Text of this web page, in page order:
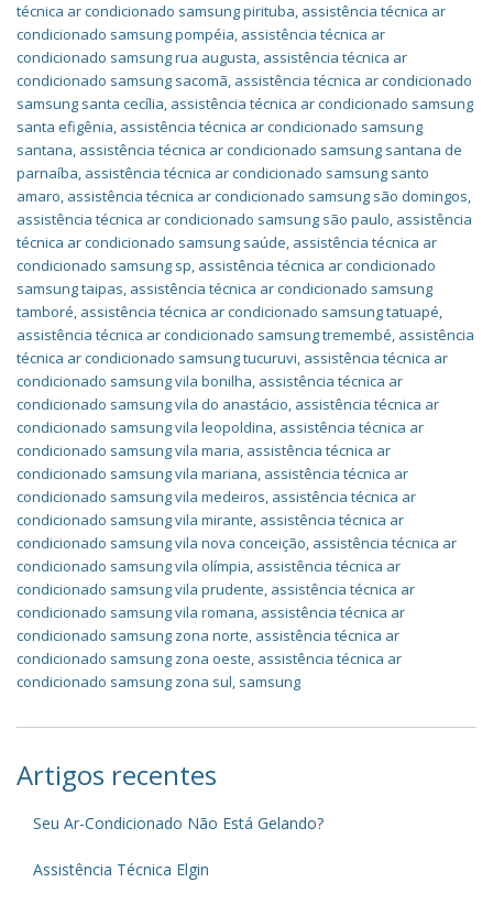
técnica ar condicionado samsung pirituba, assistência técnica ar
condicionado samsung pompéia, assistência técnica ar
condicionado samsung rua augusta, assistência técnica ar
condicionado samsung sacomã, assistência técnica ar condicionado
samsung santa cecília, assistência técnica ar condicionado samsung
santa efigênia, assistência técnica ar condicionado samsung
santana, assistência técnica ar condicionado samsung santana de
parnaíba, assistência técnica ar condicionado samsung santo
amaro, assistência técnica ar condicionado samsung são domingos,
assistência técnica ar condicionado samsung são paulo, assistência
técnica ar condicionado samsung saúde, assistência técnica ar
condicionado samsung sp, assistência técnica ar condicionado
samsung taipas, assistência técnica ar condicionado samsung
tamboré, assistência técnica ar condicionado samsung tatuapé,
assistência técnica ar condicionado samsung tremembé, assistência
técnica ar condicionado samsung tucuruvi, assistência técnica ar
condicionado samsung vila bonilha, assistência técnica ar
condicionado samsung vila do anastácio, assistência técnica ar
condicionado samsung vila leopoldina, assistência técnica ar
condicionado samsung vila maria, assistência técnica ar
condicionado samsung vila mariana, assistência técnica ar
condicionado samsung vila medeiros, assistência técnica ar
condicionado samsung vila mirante, assistência técnica ar
condicionado samsung vila nova conceição, assistência técnica ar
condicionado samsung vila olímpia, assistência técnica ar
condicionado samsung vila prudente, assistência técnica ar
condicionado samsung vila romana, assistência técnica ar
condicionado samsung zona norte, assistência técnica ar
condicionado samsung zona oeste, assistência técnica ar
condicionado samsung zona sul, samsung
Artigos recentes
Seu Ar-Condicionado Não Está Gelando?
Assistência Técnica Elgin